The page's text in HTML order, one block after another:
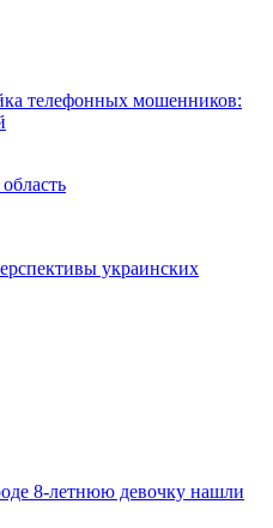
телефонных мошенников:
украинских
8-летнюю девочку нашли